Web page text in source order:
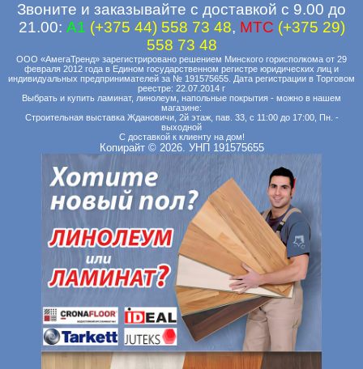
Звоните и заказывайте с доставкой с 9.00 до
21.00: A1 (+375 44) 558 73 48, MTC (+375 29)
558 73 48
ООО «АмегаТренд» зарегистрировано решением Минского горисполкома от 29
февраля 2012 года в Едином государственном регистре юридических лиц и
индивидуальных предпринимателей за № 191575655. Дата регистрации в Торговом
реестре: 22.07.2014 г
Выбрать и купить ламинат, линолеум, напольные покрытия - можно в нашем
магазине:
Строительная выставка Ждановичи, 2й этаж, пав. 33, с 11:00 до 17:00, Пн. -
выходной
С доставкой к клиенту на дом!
Копирайт © 2026. УНП 191575655